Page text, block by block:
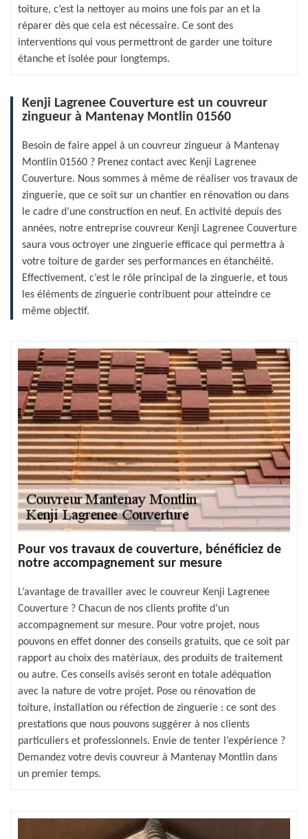
toiture, c’est la nettoyer au moins une fois par an et la
réparer dès que cela est nécessaire. Ce sont des
interventions qui vous permettront de garder une toiture
étanche et isolée pour longtemps.
Kenji Lagrenee Couverture est un couvreur
zingueur à Mantenay Montlin 01560
Besoin de faire appel à un couvreur zingueur à Mantenay
Montlin 01560 ? Prenez contact avec Kenji Lagrenee
Couverture. Nous sommes à même de réaliser vos travaux de
zinguerie, que ce soit sur un chantier en rénovation ou dans
le cadre d’une construction en neuf. En activité depuis des
années, notre entreprise couvreur Kenji Lagrenee Couverture
saura vous octroyer une zinguerie efficace qui permettra à
votre toiture de garder ses performances en étanchéité.
Effectivement, c’est le rôle principal de la zinguerie, et tous
les éléments de zinguerie contribuent pour atteindre ce
même objectif.
Pour vos travaux de couverture, bénéficiez de
notre accompagnement sur mesure
L’avantage de travailler avec le couvreur Kenji Lagrenee
Couverture ? Chacun de nos clients profite d’un
accompagnement sur mesure. Pour votre projet, nous
pouvons en effet donner des conseils gratuits, que ce soit par
rapport au choix des matériaux, des produits de traitement
ou autre. Ces conseils avisés seront en totale adéquation
avec la nature de votre projet. Pose ou rénovation de
toiture, installation ou réfection de zinguerie : ce sont des
prestations que nous pouvons suggérer à nos clients
particuliers et professionnels. Envie de tenter l’expérience ?
Demandez votre devis couvreur à Mantenay Montlin dans
un premier temps.